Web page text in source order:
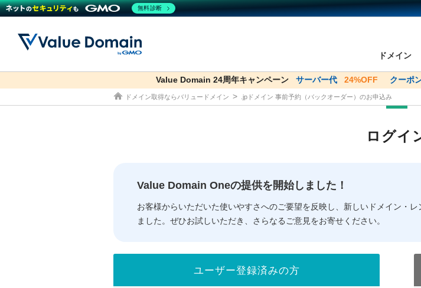
ドメイン
ドメイン ドメイン検索
人気ドメインの種類
レンタルサーバー コアサーバー
セキュリティ Value Domain ネットde診断
サービス お得意様割引
従来のバリュードメインをご利用希望の方
従来のバリュードメインをご利用希望の方
Value Domain 24周年キャンペーン サーバー代 24%OFF クーポ
co.jpドメイン✕コアサーバーV2ビジネス応援キャ
ドメイン取得ならバリュードメイン .jpドメイン 事前予約（バックオーダー）のお申込み
ログイ
Value Domain Oneの提供を開始しました！
お客様からいただいた使いやすさへのご要望を反映し、新しいドメイン・
ました。ぜひお試しいただき、さらなるご意見をお寄せください。
ユーザー登録済みの方
無料診断